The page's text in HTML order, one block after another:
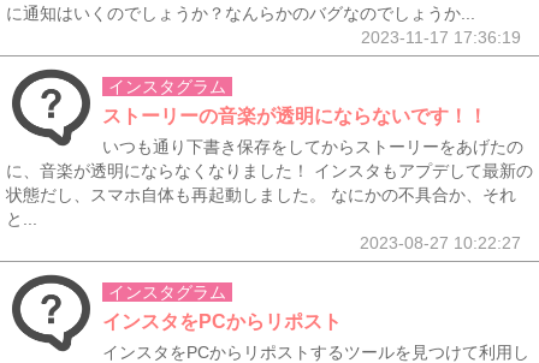
に通知はいくのでしょうか？なんらかのバグなのでしょうか...
2023-11-17 17:36:19
インスタグラム
ストーリーの音楽が透明にならないです！！
いつも通り下書き保存をしてからストーリーをあげたの
に、音楽が透明にならなくなりました！ インスタもアプデして最新の
状態だし、スマホ自体も再起動しました。 なにかの不具合か、それ
と...
2023-08-27 10:22:27
インスタグラム
インスタをPCからリポスト
インスタをPCからリポストするツールを見つけて利用し